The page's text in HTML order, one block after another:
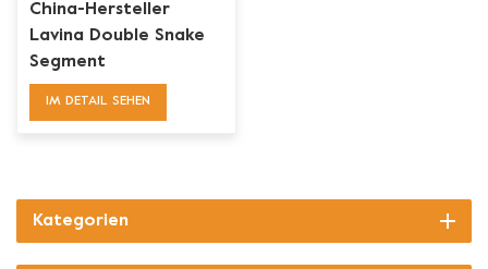
China-Hersteller
Lavina Double Snake
Segment
Diamantschleifflügel
IM DETAIL SEHEN
Kategorien